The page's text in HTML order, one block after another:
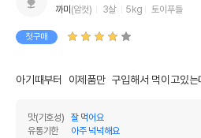
까미 (암컷) 3살 5kg 토이푸들
첫구매
아기때부터  이제품만  구입해서 먹이고있
맛(기호성)
잘 먹어요
유통기한
아주 넉넉해요